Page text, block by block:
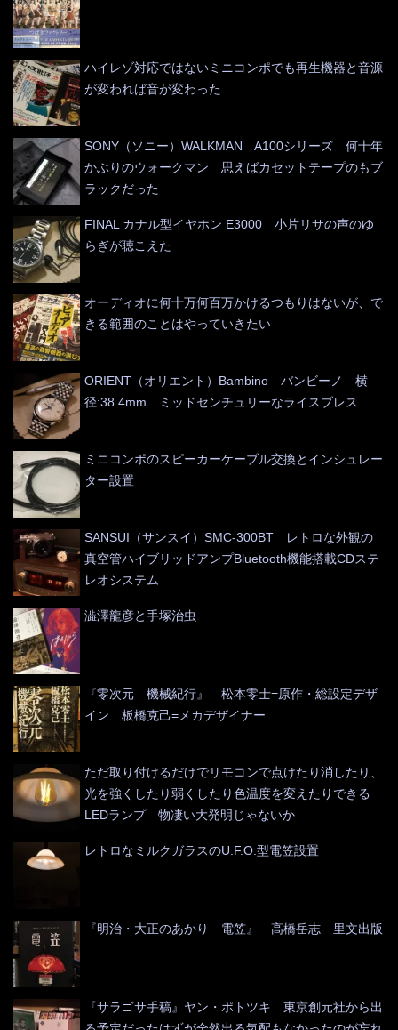
ハイレゾ対応ではないミニコンポでも再生機器と音源
が変われば音が変わった
SONY（ソニー）WALKMAN A100シリーズ 何十年
かぶりのウォークマン 思えばカセットテープのもブ
ラックだった
FINAL カナル型イヤホン E3000 小片リサの声のゆ
らぎが聴こえた
オーディオに何十万何百万かけるつもりはないが、で
きる範囲のことはやっていきたい
ORIENT（オリエント）Bambino バンビーノ 横
径:38.4mm ミッドセンチュリーなライスブレス
ミニコンポのスピーカーケーブル交換とインシュレー
ター設置
SANSUI（サンスイ）SMC-300BT レトロな外観の
真空管ハイブリッドアンプBluetooth機能搭載CDステ
レオシステム
澁澤龍彦と手塚治虫
『零次元 機械紀行』 松本零士=原作・総設定デザ
イン 板橋克己=メカデザイナー
ただ取り付けるだけでリモコンで点けたり消したり、
光を強くしたり弱くしたり色温度を変えたりできる
LEDランプ 物凄い大発明じゃないか
レトロなミルクガラスのU.F.O.型電笠設置
『明治・大正のあかり 電笠』 高橋岳志 里文出版
『サラゴサ手稿』ヤン・ポトツキ 東京創元社から出